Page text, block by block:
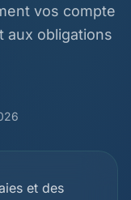
vos compte
aux obligations
et des